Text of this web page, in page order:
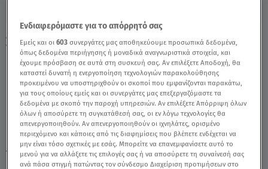
Συνεχίζεται η οικογενειακή διαμάχη για την
Καίτη Γκρέϋ - Video
TAGS: ΚΑΙΤΗ ΓΚΡΕΥ ΔΙΑΜΑΧΗ
Ενδιαφερόμαστε για το απόρρητό σας
Εμείς και οι603 συνεργάτες μας αποθηκεύουμε προσωπικά δεδομένα,
όπως δεδομένα περιήγησης ή μοναδικά αναγνωριστικά στοιχεία, και
έχουμε πρόσβαση σε αυτά στη συσκευή σας. Αν επιλέξετε Αποδοχή, θα
καταστεί δυνατή η ενεργοποίηση τεχνολογιών παρακολούθησης
προκειμένου να υποστηριχθούν οι σκοποί που εμφανίζονται παρακάτω,
για τους οποίους εμείς και οι συνεργάτες μας επεξεργαζόμαστε τα
δεδομένα με σκοπό την παροχή υπηρεσιών. Αν επιλέξετε Απόρριψη όλων
όλων ή αποσύρετε τη συγκατάθεσή σας, οι εν λόγω τεχνολογίες θα
απενεργοποιηθούν. Αν απενεργοποιηθούν οι ιχνηλάτες, ορισμένο
περιεχόμενο και κάποιες από τις διαφημίσεις που βλέπετε ενδέχεται να
μην είναι τόσο σχετικές με εσάς. Μπορείτε να επανεμφανίσετε αυτό το
μενού για να αλλάξετε τις επιλογές σας ή να αποσύρετε τη συναίνεσή σας
ανά πάσα στιγμή πατώντας τον σύνδεσμο Διαχείριση προτιμήσεων στο